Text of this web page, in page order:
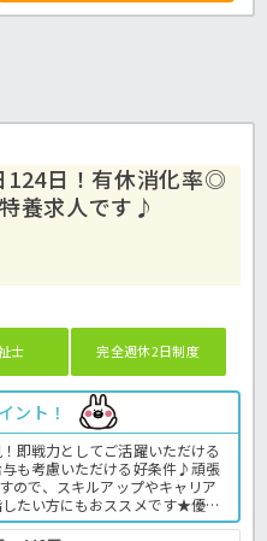
124日！有休消化率◎
養求人です♪
士 完全週休2日制度
ント！
即戦力としてご活躍いただける
も考慮いただける好条件♪頑張
ので、スキルアップやキャリア
たい方にもおススメです★優し
100名の従来型特養で、あなた